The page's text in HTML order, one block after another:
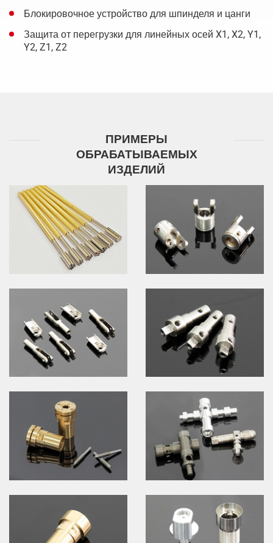
Блокировочное устройство для шпинделя и цанги
Защита от перегрузки для линейных осей X1, X2, Y1,
Y2, Z1, Z2
ПРИМЕРЫ
ОБРАБАТЫВАЕМЫХ
ИЗДЕЛИЙ